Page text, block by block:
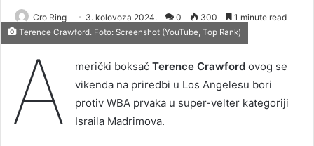
Cro Ring 3. kolovoza 2024. 0 300 1 minute read
Terence Crawford. Foto: Screenshot (YouTube, Top Rank)
A merički boksač Terence Crawfordovog se
vikenda na priredbi u Los Angelesu bori
protiv WBA prvaka u super-velter kategoriji
Israila Madrimova.